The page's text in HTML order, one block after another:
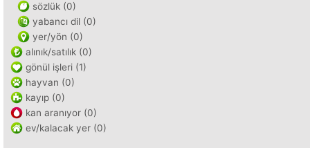
sözlük (0)
yabancı dil (0)
yer/yön (0)
alınık/satılık (0)
gönül işleri (1)
hayvan (0)
kayıp (0)
kan aranıyor (0)
ev/kalacak yer (0)